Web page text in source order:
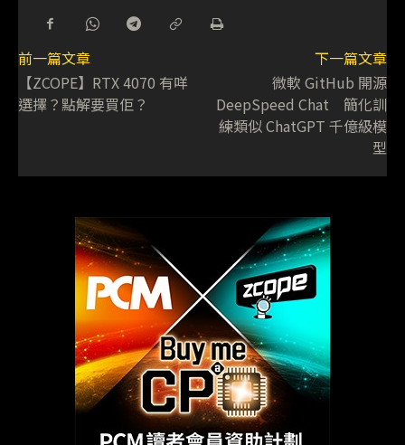
前一篇文章
【ZCOPE】RTX 4070 有咩
選擇？點解要買佢？
下一篇文章
微軟 GitHub 開源
DeepSpeed Chat 簡化訓
練類似 ChatGPT 千億級模
型